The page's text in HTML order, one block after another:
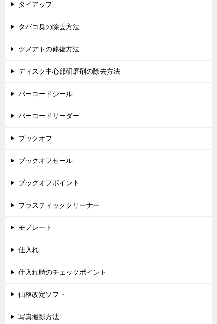
タイアップ
タバコ臭の除去方法
ツメアトの修復方法
ディスク中心部研磨剤の除去方法
バーコードシール
バーコードリーダー
ブックオフ
ブックオフセール
ブックオフポイント
プラスティッククリーナー
モノレート
仕入れ
仕入れ時のチェックポイント
価格改定ソフト
写真撮影方法